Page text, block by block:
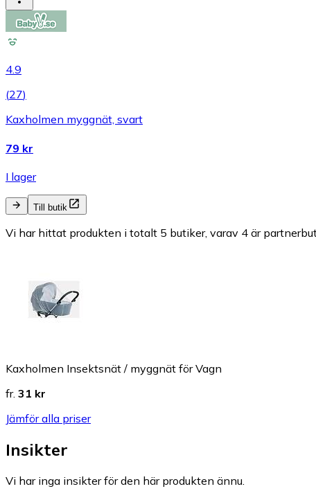
4.9
(27)
Kaxholmen myggnät, svart
79 kr
I lager
Till butik
Vi har hittat produkten i totalt 5 butiker, varav 4 är
Kaxholmen Insektsnät / myggnät för Vagn
fr. 31 kr
Jämför alla priser
Insikter
Vi har inga insikter för den här produkten ännu.